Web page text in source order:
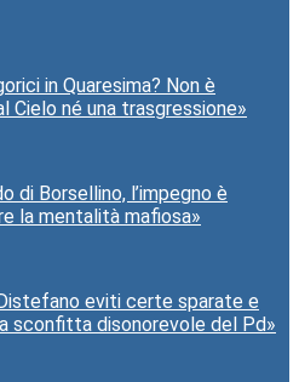
in Quaresima? Non è
Cielo né una trasgressione»
di Borsellino, l’impegno è
la mentalità mafiosa»
eviti certe sparate e
sconfitta disonorevole del Pd»